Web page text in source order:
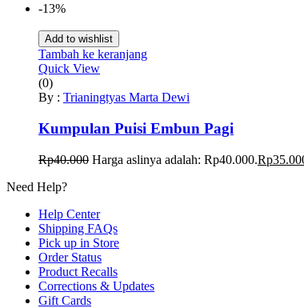
-13%
Add to wishlist
Tambah ke keranjang
Quick View
(0)
By : Trianingtyas Marta Dewi
Kumpulan Puisi Embun Pagi
Rp40.000 Harga aslinya adalah: Rp40.000.Rp
Need Help?
Help Center
Shipping FAQs
Pick up in Store
Order Status
Product Recalls
Corrections & Updates
Gift Cards